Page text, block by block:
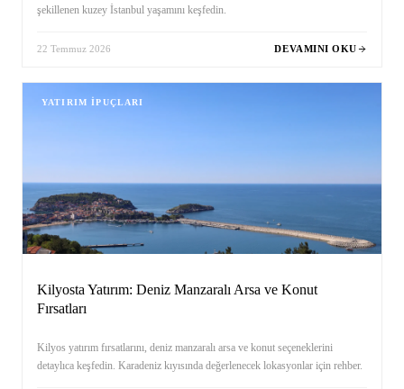
şekillenen kuzey İstanbul yaşamını keşfedin.
22 Temmuz 2026 DEVAMINI OKU
YATIRIM İPUÇLARI
Kilyosta Yatırım: Deniz Manzaralı Arsa ve Konut
Fırsatları
Kilyos yatırım fırsatlarını, deniz manzaralı arsa ve konut seçeneklerini
detaylıca keşfedin. Karadeniz kıyısında değerlenecek lokasyonlar için rehber.